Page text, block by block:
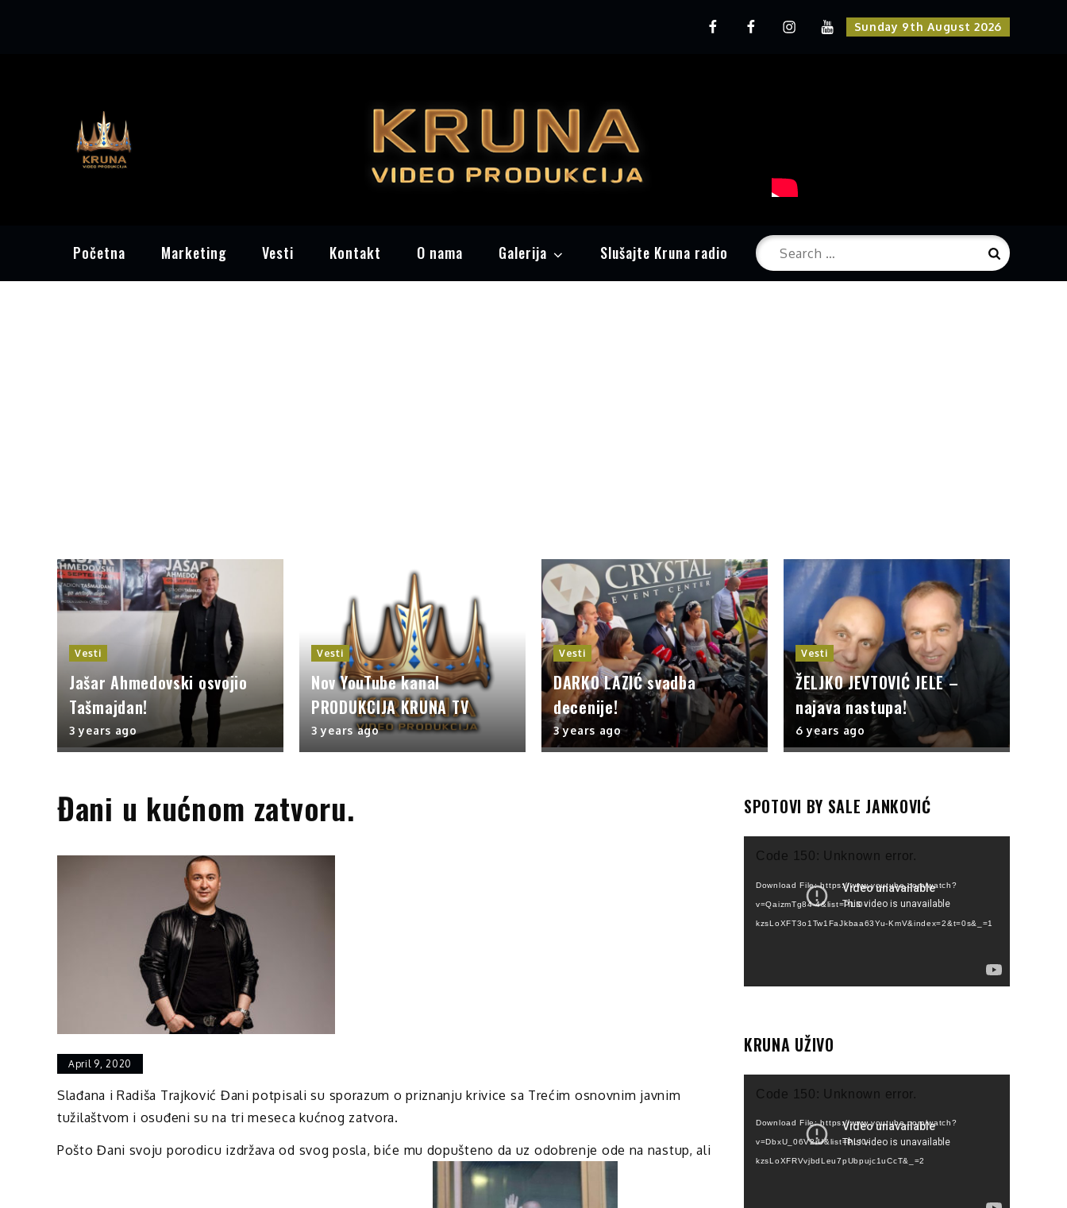
Produkcija
Radio
InstagramYoutubeSunday 9th August 2026
Početna Marketing Vesti Kontakt O nama Galerija Slušajte Kruna radio
Search
for:
Search
Vesti
Jašar Ahmedovski osvojio
Tašmajdan!
3 years ago
Vesti
Nov YouTube kanal
PRODUKCIJA KRUNA TV
3 years ago
Vesti
DARKO LAZIĆ svadba
decenije!
3 years ago
Vesti
ŽELJKO JEVTOVIĆ JELE –
najava nastupa!
6 years ago
Đani u kućnom zatvoru.
April 9, 2020
Slađana i Radiša Trajković Đani potpisali su sporazum o priznanju krivice sa Trećim osnovnim javnim
tužilaštvom i osuđeni su na tri meseca kućnog zatvora.
Pošto Đani svoju porodicu izdržava od svog posla, biće mu dopušteno da uz odobrenje ode na nastup, ali
SPOTOVI BY SALE JANKOVIĆ
Player
Code 150: Unknown error.
Download File: https://www.youtube.com/watch?
v=QaizmTg84-4&list=PLI0-
kzsLoXFT3o1Tw1FaJkbaa63Yu-KmV&index=2&t=0s&_=1
KRUNA UŽIVO
Player
Code 150: Unknown error.
Download File: https://www.youtube.com/watch?
v=DbxU_06V2rU&list=PLI0-
kzsLoXFRVvjbdLeu7pUbpujc1uCcT&_=2